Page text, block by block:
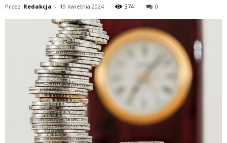
Przez Redakcja - 19 kwietnia 2024 374 0